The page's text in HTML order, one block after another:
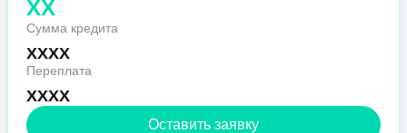
XX
Сумма кредита
XXXX
Переплата
XXXX
Оставить заявку